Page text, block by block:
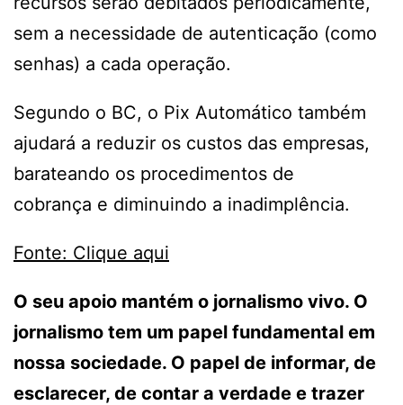
sem a necessidade de autenticação (como
senhas) a cada operação.
Segundo o BC, o Pix Automático também
ajudará a reduzir os custos das empresas,
barateando os procedimentos de
cobrança e diminuindo a inadimplência.
Fonte: Clique aqui
O seu apoio mantém o jornalismo vivo. O
jornalismo tem um papel fundamental em
nossa sociedade. O papel de informar, de
esclarecer, de contar a verdade e trazer